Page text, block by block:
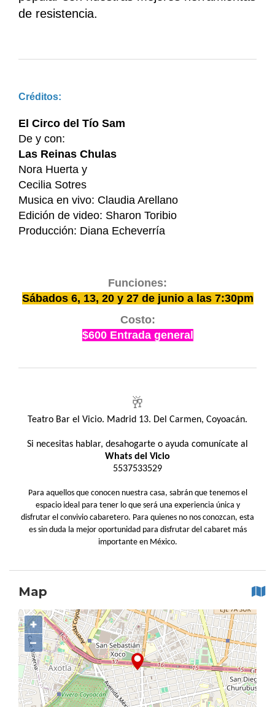
de resistencia.
Créditos:
El Circo del Tío Sam
De y con:
Las Reinas Chulas
Nora Huerta y
Cecilia Sotres
Musica en vivo: Claudia Arellano
Edición de video: Sharon Toribio
Producción: Diana Echeverría
Funciones:
Sábados 6, 13, 20 y 27 de junio a las 7:30pm
Costo:
$600 Entrada general
🥂
Teatro Bar el Vicio. Madrid 13. Del Carmen, Coyoacán.
Si necesitas hablar, desahogarte o ayuda comunícate al
Whats del Vicio
5537533529
Para aquellos que conocen nuestra casa, sabrán que tenemos el
espacio ideal para tener lo que será una experiencia única y
disfrutar el convivio cabaretero. Para quienes no nos conozcan, esta
es sin duda la mejor oportunidad para disfrutar del cabaret más
importante en México.
Map
+
−